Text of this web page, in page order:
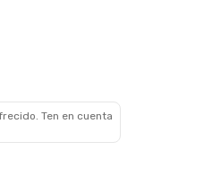
Ten en cuenta